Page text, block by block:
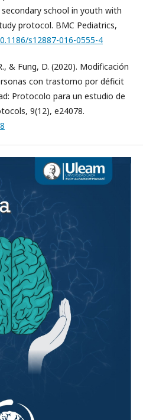
school in youth with
protocol. BMC Pediatrics,
s12887-016-0555-4
& Fung, D. (2020). Modificación
con trastorno por déficit
Protocolo para un estudio de
9(12), e24078.